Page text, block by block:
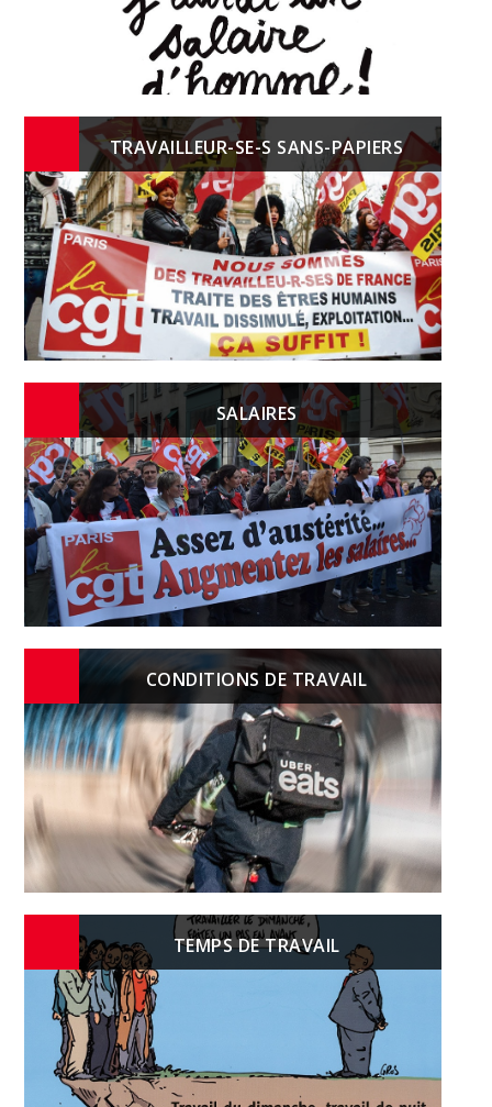
TRAVAILLEUR-SE-S SANS-PAPIERS
SALAIRES
CONDITIONS DE TRAVAIL
TEMPS DE TRAVAIL